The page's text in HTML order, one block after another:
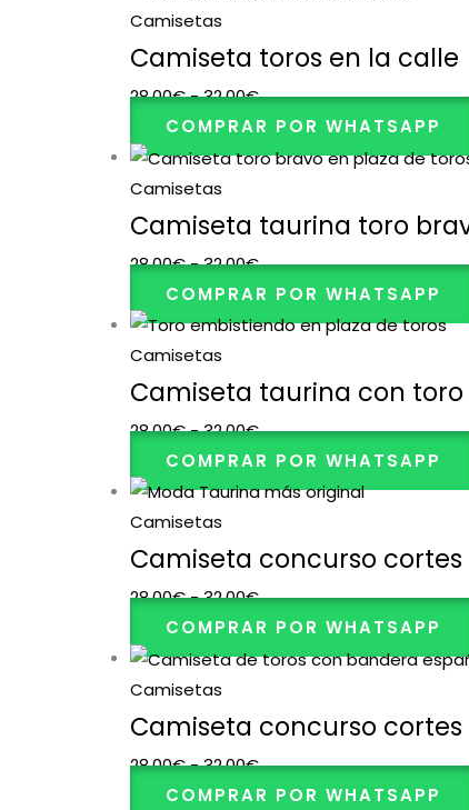
Camisetas
Camiseta toros en la calle
28,00€-32,00€
COMPRAR POR WHATSAPP
Camisetas
Camiseta taurina toro
28,00€-32,00€
COMPRAR POR WHATSAPP
Camisetas
Camiseta taurina con
28,00€-32,00€
COMPRAR POR WHATSAPP
Camisetas
Camiseta concurso cortes
28,00€-32,00€
COMPRAR POR WHATSAPP
Camisetas
Camiseta concurso cortes
28,00€-32,00€
COMPRAR POR WHATSAPP